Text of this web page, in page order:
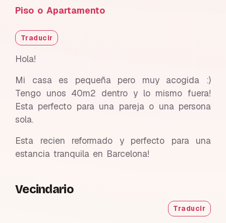
Piso o Apartamento
Traducir
Hola!
Mi casa es pequeña pero muy acogida :)
Tengo unos 40m2 dentro y lo mismo fuera!
Esta perfecto para una pareja o una persona
sola.
Esta recien reformado y perfecto para una
estancia tranquila en Barcelona!
Vecindario
Traducir